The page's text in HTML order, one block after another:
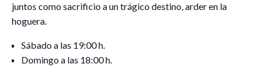
juntos como sacrificio a un trágico destino, arder en la
hoguera.
Sábado a las 19:00 h.
Domingo a las 18:00 h.